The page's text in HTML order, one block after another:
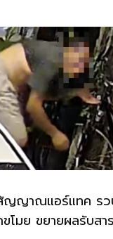
ญญาณแอร์แทค รว
โมย ขยายผลรับสา